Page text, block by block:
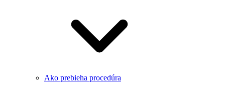
Ako prebieha procedúra